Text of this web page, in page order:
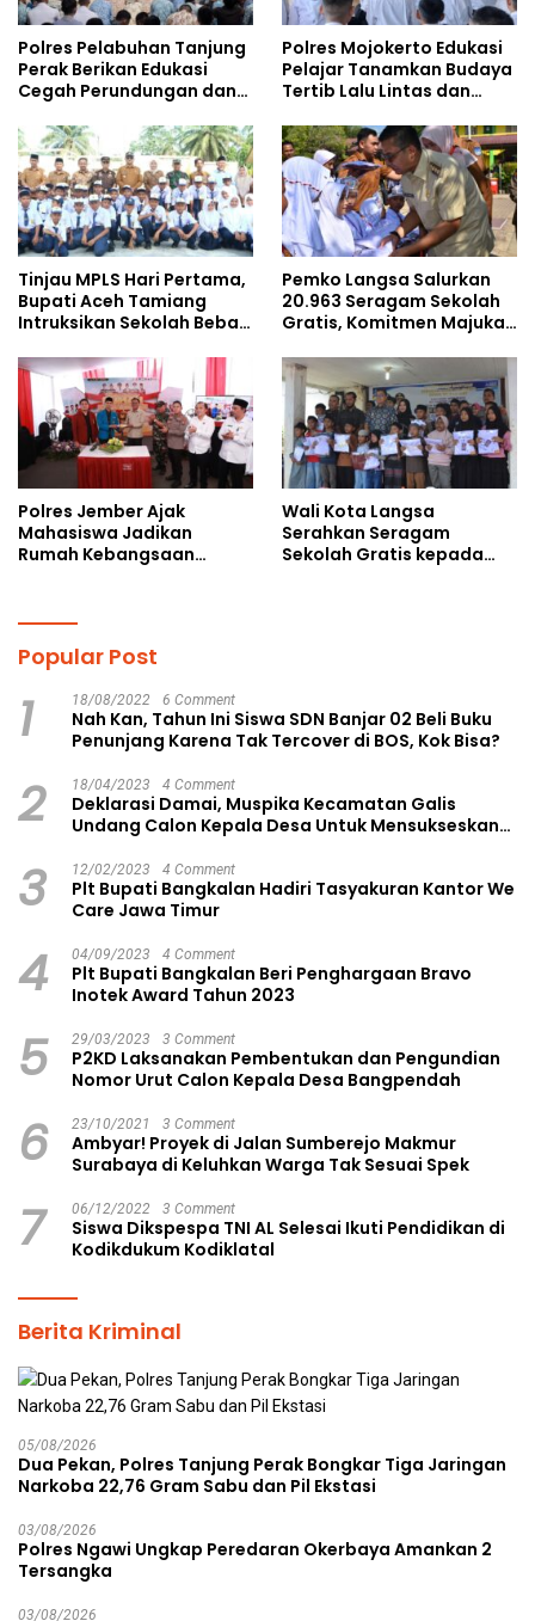
Polres Pelabuhan Tanjung
Perak Berikan Edukasi
Cegah Perundungan dan
kepada Pelajar MPLS
Polres Mojokerto Edukasi
Pelajar Tanamkan Budaya
Tertib Lalu Lintas dan
Tinjau MPLS Hari Pertama,
Bupati Aceh Tamiang
Intruksikan Sekolah Bebas
Pemko Langsa Salurkan
20.963 Seragam Sekolah
Gratis, Komitmen Majukan
Polres Jember Ajak
Mahasiswa Jadikan
Rumah Kebangsaan
Wali Kota Langsa
Serahkan Seragam
Sekolah Gratis kepada
Popular Post
1 18/08/2022 6 Comment
Nah Kan, Tahun Ini Siswa SDN Banjar 02 Beli Buku
Penunjang Karena Tak Tercover di BOS, Kok Bisa?
2 18/04/2023 4 Comment
Deklarasi Damai, Muspika Kecamatan Galis
Undang Calon Kepala Desa Untuk Mensukseskan
3 12/02/2023 4 Comment
Plt Bupati Bangkalan Hadiri Tasyakuran Kantor We
Care Jawa Timur
4 04/09/2023 4 Comment
Plt Bupati Bangkalan Beri Penghargaan Bravo
Inotek Award Tahun 2023
5 29/03/2023 3 Comment
P2KD Laksanakan Pembentukan dan Pengundian
Nomor Urut Calon Kepala Desa Bangpendah
6 23/10/2021 3 Comment
Ambyar! Proyek di Jalan Sumberejo Makmur
Surabaya di Keluhkan Warga Tak Sesuai Spek
7 06/12/2022 3 Comment
Siswa Dikspespa TNI AL Selesai Ikuti Pendidikan di
Kodikdukum Kodiklatal
Berita Kriminal
05/08/2026
Dua Pekan, Polres Tanjung Perak Bongkar Tiga Jaringan
Narkoba 22,76 Gram Sabu dan Pil Ekstasi
03/08/2026
Polres Ngawi Ungkap Peredaran Okerbaya Amankan 2
Tersangka
03/08/2026